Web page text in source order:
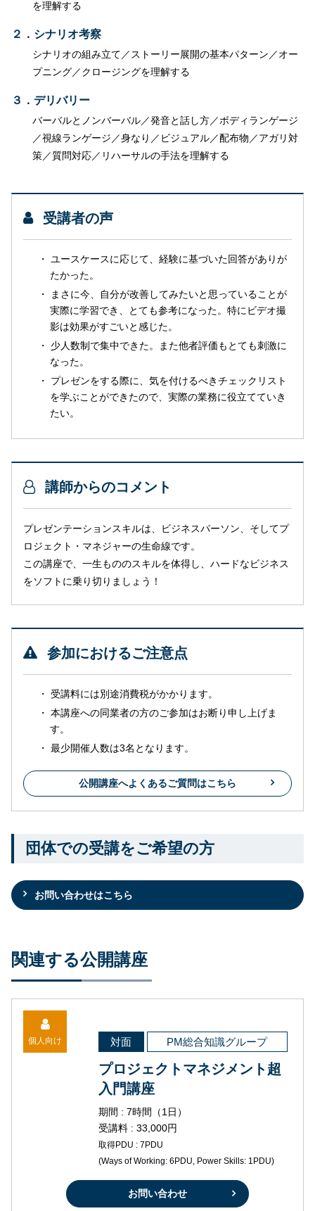
を理解する
２．シナリオ考察
シナリオの組み立て／ストーリー展開の基本パターン／オー
プニング／クロージングを理解する
３．デリバリー
バーバルとノンバーバル／発音と話し方／ボディランゲージ
／視線ランゲージ／身なり／ビジュアル／配布物／アガリ対
策／質問対応／リハーサルの手法を理解する
受講者の声
ユースケースに応じて、経験に基づいた回答がありが
たかった。
まさに今、自分が改善してみたいと思っていることが
実際に学習でき、とても参考になった。特にビデオ撮
影は効果がすごいと感じた。
少人数制で集中できた。また他者評価もとても刺激に
なった。
プレゼンをする際に、気を付けるべきチェックリスト
を学ぶことができたので、実際の業務に役立てていき
たい。
講師からのコメント
プレゼンテーションスキルは、ビジネスパーソン、そしてプ
ロジェクト・マネジャーの生命線です。
この講座で、一生もののスキルを体得し、ハードなビジネス
をソフトに乗り切りましょう！
参加におけるご注意点
受講料には別途消費税がかかります。
本講座への同業者の方のご参加はお断り申し上げま
す。
最少開催人数は3名となります。
公開講座へよくあるご質問はこちら
団体での受講をご希望の方
お問い合わせはこちら
関連する公開講座
個人向け 対面 PM総合知識グループ
プロジェクトマネジメント超
入門講座
期間 : 7時間（1日）
受講料 : 33,000円
取得PDU : 7PDU
(Ways of Working: 6PDU, Power Skills: 1PDU)
お問い合わせ